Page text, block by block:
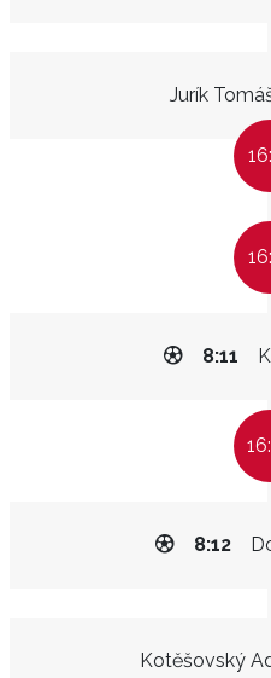
Jurík
8:11
8:12
Kotěšovský